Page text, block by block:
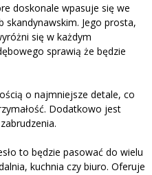
doskonale wpasuje się we
Jego prosta,
się w każdym
sprawią że będzie
o najmniejsze detale, co
Dodatkowo jest
to będzie pasować do wielu
kuchnia czy biuro. Oferuje